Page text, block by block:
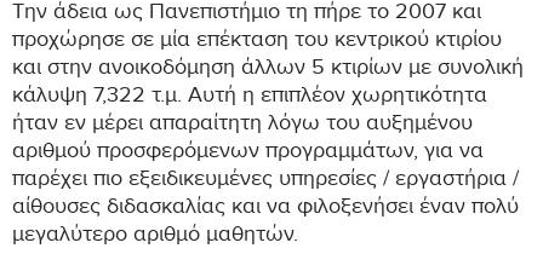
Την άδεια ως Πανεπιστήμιο τη πήρε το 2007 και
προχώρησε σε μία επέκταση του κεντρικού κτιρίου
και στην ανοικοδόμηση άλλων 5 κτιρίων με συνολική
κάλυψη 7,322 τ.μ. Αυτή η επιπλέον χωρητικότητα
ήταν εν μέρει απαραίτητη λόγω του αυξημένου
αριθμού προσφερόμενων προγραμμάτων, για να
παρέχει πιο εξειδικευμένες υπηρεσίες / εργαστήρια /
αίθουσες διδασκαλίας και να φιλοξενήσει έναν πολύ
μεγαλύτερο αριθμό μαθητών.